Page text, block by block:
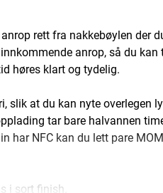
rett fra nakkebøylen der
anrop, så du
høres klart og tydelig.
slik at du kan nyte overlegen
tar bare halvannen
har NFC kan du lett pare
i sort finish.